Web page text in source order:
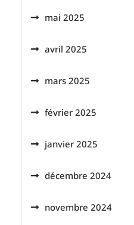
mai 2025
avril 2025
mars 2025
février 2025
janvier 2025
décembre 2024
novembre 2024